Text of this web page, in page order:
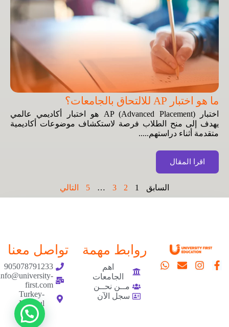
ما هو اختبار AP للالتحاق بالجامعات؟
اختبار AP (Advanced Placement) هو اختبار أكاديمي عالمي
يهدف إلى منح الطلاب فرصة لاستكشاف موضوعات أكاديمية
متقدمة أثناء دراستهم.....
اقرا المقال
السابق 1
2
3
…
5 التالي
روابط مهمة
اهم
الجامعات
مــن نحــن
سجل الآن
تواصل معنا
905078791233
first.com
Turkey-
Istanbul